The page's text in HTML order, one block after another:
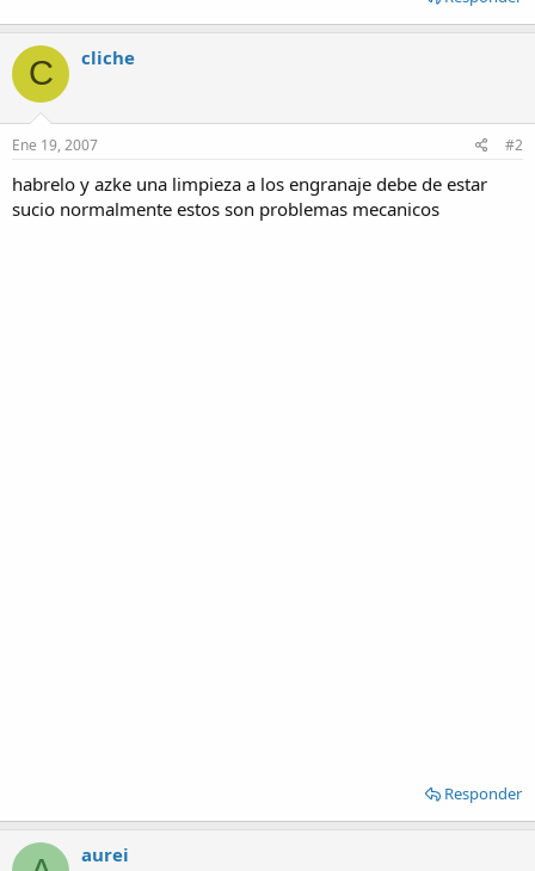
C cliche
Ene 19, 2007 #2
habrelo y azke una limpieza a los engranaje debe de estar
sucio normalmente estos son problemas mecanicos
Responder
aurei